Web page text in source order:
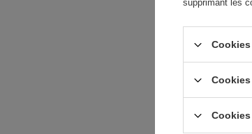
supprimant les